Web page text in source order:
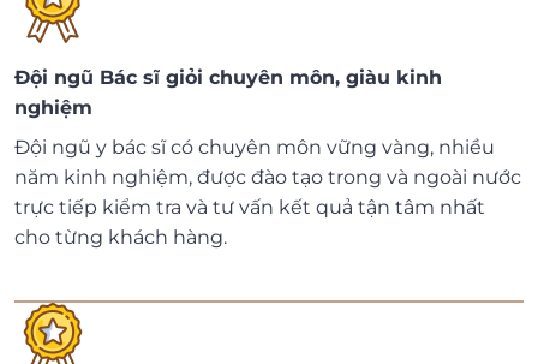
Đội ngũ Bác sĩ giỏi chuyên môn, giàu kinh
nghiệm
Đội ngũ y bác sĩ có chuyên môn vững vàng, nhiều
năm kinh nghiệm, được đào tạo trong và ngoài nước
trực tiếp kiểm tra và tư vấn kết quả tận tâm nhất
cho từng khách hàng.